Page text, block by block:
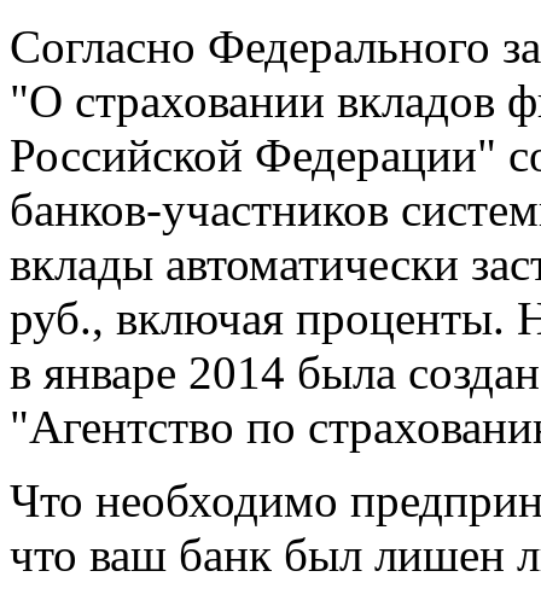
Согласно Федерального
"О страховании вкладов
Российской Федерации"
банков-участников
вклады автоматически
руб., включая проценты.
в январе 2014 была
"Агентство по
Что необходимо
что ваш банк был лишен